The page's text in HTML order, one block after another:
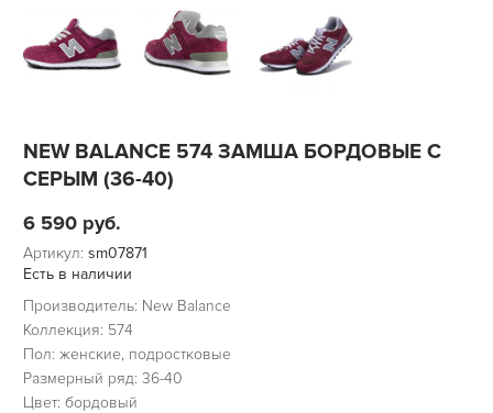
NEW BALANCE 574 ЗАМША БОРДОВЫЕ С
СЕРЫМ (36-40)
6 590 руб.
Артикул: sm07871
Есть в наличии
Производитель: New Balance
Коллекция: 574
Пол: женские, подростковые
Размерный ряд: 36-40
Цвет: бордовый